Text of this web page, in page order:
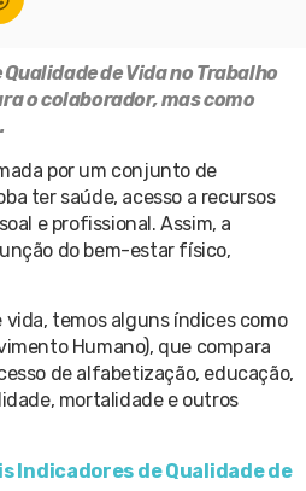
de Vida no Trabalho
o colaborador, mas como
por um conjunto de
ter saúde, acesso a recursos
e profissional. Assim, a
do bem-estar físico,
vida, temos alguns índices como
Humano), que compara
de alfabetização, educação,
mortalidade e outros
Indicadores de Qualidade de